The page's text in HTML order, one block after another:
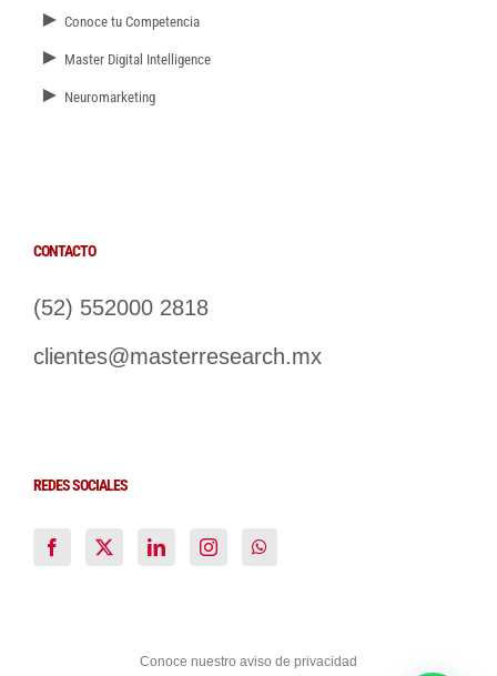
► Conoce tu Competencia
► Master Digital Intelligence
► Neuromarketing
CONTACTO
(52) 552000 2818
clientes@masterresearch.mx
REDES SOCIALES
Conoce nuestro aviso de privacidad